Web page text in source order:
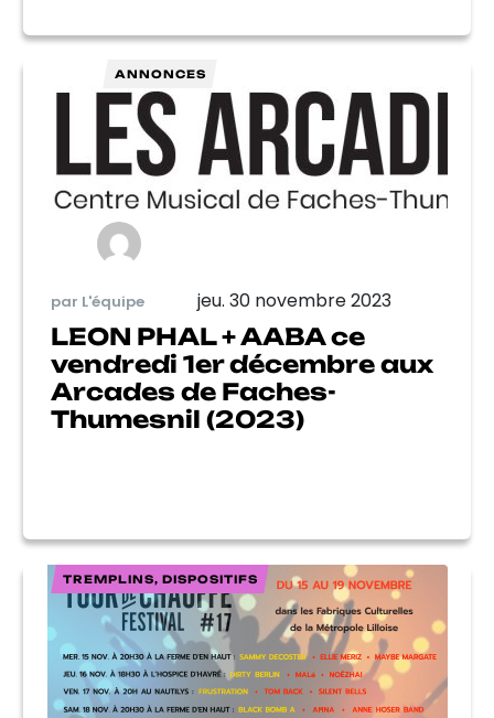
ANNONCES
par L'équipe jeu. 30 novembre 2023
LEON PHAL + AABA ce
vendredi 1er décembre aux
Arcades de Faches-
Thumesnil (2023)
TREMPLINS, DISPOSITIFS